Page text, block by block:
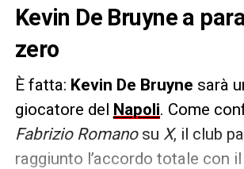
Kevin De Bruyne a
zero
È fatta: Kevin De Bruyne sarà
giocatore del Napoli. Come
Fabrizio Romanosu X, il club
raggiunto l’accordo totale con